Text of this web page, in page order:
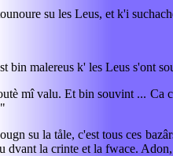
su les Leus, et k'i
malereus k' les Leus s'ont
mî valu. Et bin souvint ...
su la tåle, c'est tous ces
la crinte et la fwace.